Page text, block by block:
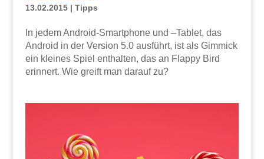
13.02.2015| Tipps
In jedem Android-Smartphone und –Tablet, das
Android in der Version 5.0 ausführt, ist als Gimmick
ein kleines Spiel enthalten, das an Flappy Bird
erinnert. Wie greift man darauf zu?